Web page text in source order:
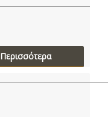
Περισσότερα